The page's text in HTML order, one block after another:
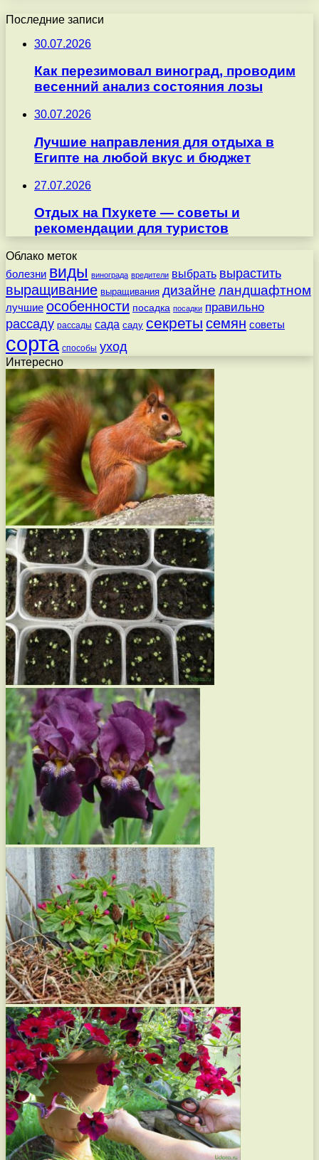
Последние записи
30.07.2026
Как перезимовал виноград, проводим
весенний анализ состояния лозы
30.07.2026
Лучшие направления для отдыха в
Египте на любой вкус и бюджет
27.07.2026
Отдых на Пхукете — советы и
рекомендации для туристов
Облако меток
болезни виды винограда вредители выбрать вырастить
выращивание выращивания дизайне ландшафтном
лучшие особенности посадка посадки правильно
рассаду рассады сада саду секреты семян советы
сорта способы уход
Интересно